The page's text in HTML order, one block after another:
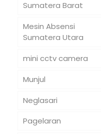
Sumatera Barat
Mesin Absensi
Sumatera Utara
mini cctv camera
Munjul
Neglasari
Pagelaran